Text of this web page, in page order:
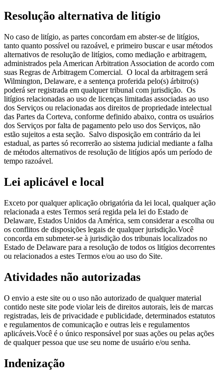
Resolução alternativa de litígio
No caso de litígio, as partes concordam em abster-se de litígios,
tanto quanto possível ou razoável, e primeiro buscar e usar métodos
alternativos de resolução de litígios, como mediação e arbitragem,
administrados pela American Arbitration Association de acordo com
suas Regras de Arbitragem Comercial. O local da arbitragem será
Wilmington, Delaware, e a sentença proferida pelo(s) árbitro(s)
poderá ser registrada em qualquer tribunal com jurisdição. Os
litígios relacionadas ao uso de licenças limitadas associadas ao uso
dos Serviços ou relacionadas aos direitos de propriedade intelectual
das Partes da Corteva, conforme definido abaixo, contra os usuários
dos Serviços por falta de pagamento pelo uso dos Serviços, não
estão sujeitos a esta seção. Salvo disposição em contrário da lei
estadual, as partes só recorrerão ao sistema judicial mediante a falha
de métodos alternativos de resolução de litígios após um período de
tempo razoável.
Lei aplicável e local
Exceto por qualquer aplicação obrigatória da lei local, qualquer ação
relacionada a estes Termos será regida pela lei do Estado de
Delaware, Estados Unidos da América, sem considerar a escolha ou
os conflitos de disposições legais de qualquer jurisdição.Você
concorda em submeter-se à jurisdição dos tribunais localizados no
Estado de Delaware para a resolução de todos os litígios decorrentes
ou relacionados a estes Termos e/ou ao uso do Site.
Atividades não autorizadas
O envio a este site ou o uso não autorizado de qualquer material
contido neste site pode violar leis de direitos autorais, leis de marcas
registradas, leis de privacidade e publicidade, determinados estatutos
e regulamentos de comunicação e outras leis e regulamentos
aplicáveis.Você é o único responsável por suas ações ou pelas ações
de qualquer pessoa que use seu nome de usuário e/ou senha.
Indenização